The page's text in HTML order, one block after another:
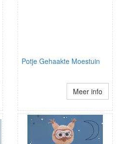
Potje Gehaakte Moestuin
Meer info